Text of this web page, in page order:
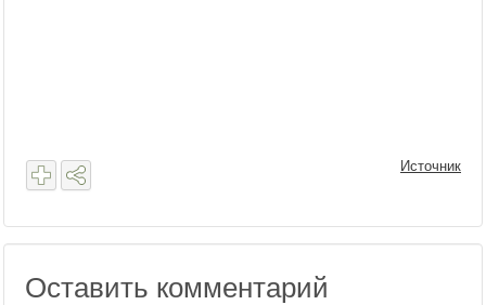
Источник
Оставить комментарий